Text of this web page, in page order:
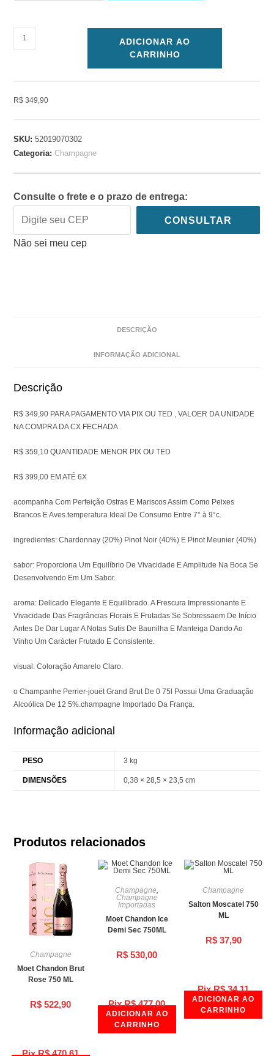
ADICIONAR AO
CARRINHO
R$ 349,90
SKU:52019070302
Categoria:Champagne
Consulte o frete e o prazo de entrega:
CONSULTAR
Não sei meu cep
DESCRIÇÃO
INFORMAÇÃO ADICIONAL
Descrição
R$ 349,90 PARA PAGAMENTO VIA PIX OU TED , VALOER DA UNIDADE
NA COMPRA DA CX FECHADA
R$ 359,10 QUANTIDADE MENOR PIX OU TED
R$ 399,00 EM ATÉ 6X
acompanha Com Perfeição Ostras E Mariscos Assim Como Peixes
Brancos E Aves.temperatura Ideal De Consumo Entre 7° à 9°c.
ingredientes: Chardonnay (20%) Pinot Noir (40%) E Pinot Meunier (40%)
sabor: Proporciona Um Equilíbrio De Vivacidade E Amplitude Na Boca Se
Desenvolvendo Em Um Sabor.
aroma: Delicado Elegante E Equilibrado. A Frescura Impressionante E
Vivacidade Das Fragrâncias Florais E Frutadas Se Sobressaem De Início
Antes De Dar Lugar A Notas Sutis De Baunilha E Manteiga Dando Ao
Vinho Um Carácter Frutado E Consistente.
visual: Coloração Amarelo Claro.
o Champanhe Perrier-jouët Grand Brut De 0 75l Possui Uma Graduação
Alcoólica De 12 5%.champagne Importado Da França.
Informação adicional
PESO 3 kg
DIMENSÕES 0,38 × 28,5 × 23,5 cm
Produtos relacionados
Pix R$470,61
Champagne
Moet Chandon Brut
Rose 750 ML
R$ 522,90 Pix R$477,00
Champagne,
Champagne
Importadas
Moet Chandon Ice
Demi Sec 750ML
R$ 530,00
ADICIONAR AO
CARRINHO
Pix R$34,11
Champagne
Salton Moscatel 750
ML
R$37,90
ADICIONAR AO
CARRINHO